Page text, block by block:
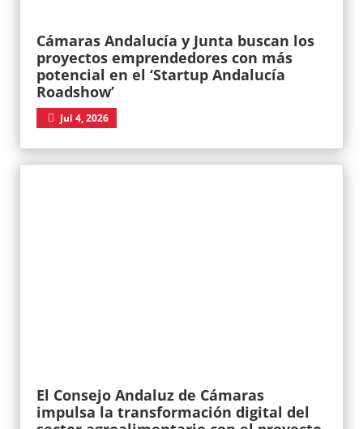
Cámaras Andalucía y Junta buscan los
proyectos emprendedores con más
potencial en el ‘Startup Andalucía
Roadshow’
Jul 4, 2026
El Consejo Andaluz de Cámaras
impulsa la transformación digital del